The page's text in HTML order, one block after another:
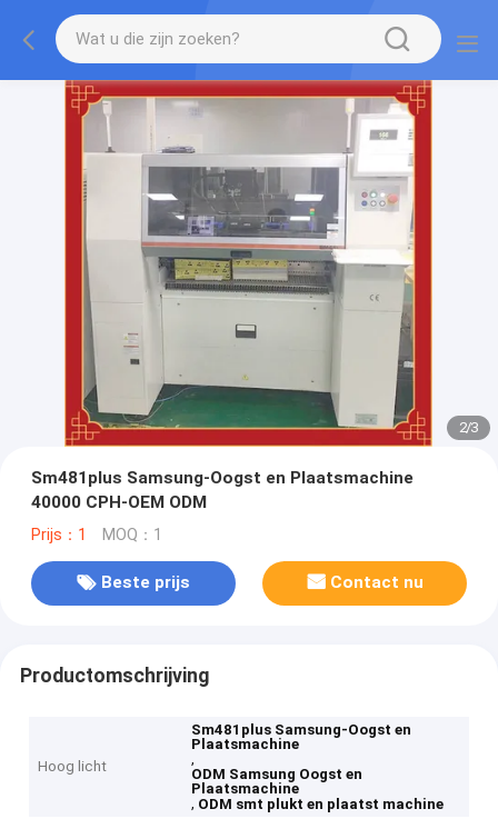
2/3
Sm481plus Samsung-Oogst en Plaatsmachine
40000 CPH-OEM ODM
Prijs：1 MOQ：1
Beste prijs Contact nu
Productomschrijving
Hoog licht
Sm481plus Samsung-Oogst en
Plaatsmachine
,
ODM Samsung Oogst en
Plaatsmachine
, ODM smt plukt en plaatst machine